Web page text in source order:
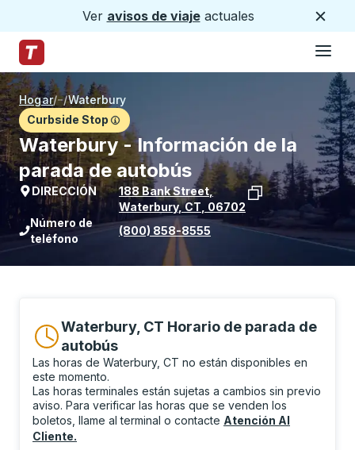
Ver avisos de viajeactuales
Página de inicio de Trailways
Hogar/ /Waterbury
Curbside Stop
Waterbury - Información de la
parada de autobús
DIRECCIÓN 188 Bank Street,
Waterbury,CT 06702
Ver la ubicación de la parada en
Número de
teléfono
(800) 858-8555
Waterbury, CT Horario de parada de
autobús
Las horas de Waterbury, CT no están disponibles en
este momento.
Las horas terminales están sujetas a cambios sin previo
aviso. Para verificar las horas que se venden los
boletos, llame al terminal o contacte Atención Al
Cliente.